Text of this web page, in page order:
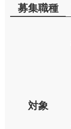
募集職種
対象